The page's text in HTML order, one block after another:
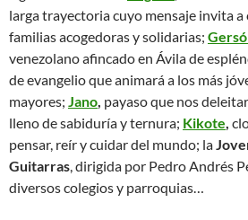
larga trayectoria cuyo mensaje invita
familias acogedoras y solidarias;
venezolano afincado en Ávila de
de evangelio que animará a los más
mayores; Jano payaso que nos
lleno de sabiduría y ternura; Kikote
pensar, reír y cuidar del mundo; la
Guitarras , dirigida por Pedro Andrés
diversos colegios y parroquias…